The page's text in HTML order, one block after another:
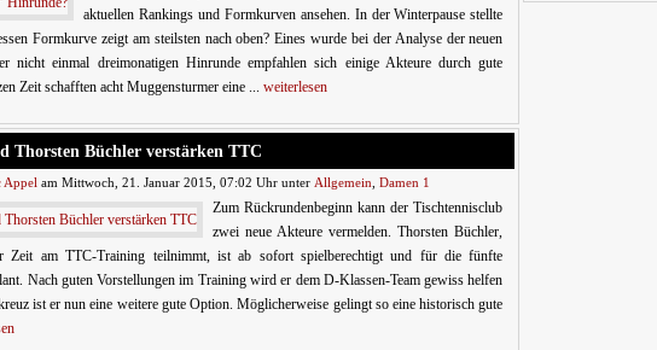
aktuellen Rankings und Formkurven ansehen. In der Winterpause stellte
Formkurve zeigt am steilsten nach oben? Eines wurde bei der Analyse der neuen
nicht einmal dreimonatigen Hinrunde empfahlen sich einige Akteure durch gute
Zeit schafften acht Muggensturmer eine ... weiterlesen
Thorsten Büchler verstärken TTC
Appel am Mittwoch, 21. Januar 2015, 07:02 Uhr unter Allgemein Damen 1
Zum Rückrundenbeginn kann der Tischtennisclub
zwei neue Akteure vermelden. Thorsten Büchler,
Zeit am TTC-Training teilnimmt, ist ab sofort spielberechtigt und für die fünfte
Nach guten Vorstellungen im Training wird er dem D-Klassen-Team gewiss helfen
ist er nun eine weitere gute Option. Möglicherweise gelingt so eine historisch gute